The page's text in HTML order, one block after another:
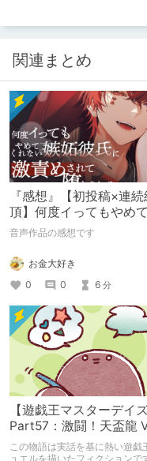
関連まとめ
『感想』【初投稿×連続
頂】何度イってもやめて
れない嫉妬彼氏に激責め
音声作品の感想です
お金大好き
0
0 6 分
【遊戯王マスターデイズ
Part57：激闘！天盃龍
千年D【架空デュエル】
この物語は実話を基に熱い遊戯
ュエルを描いたフィクションで